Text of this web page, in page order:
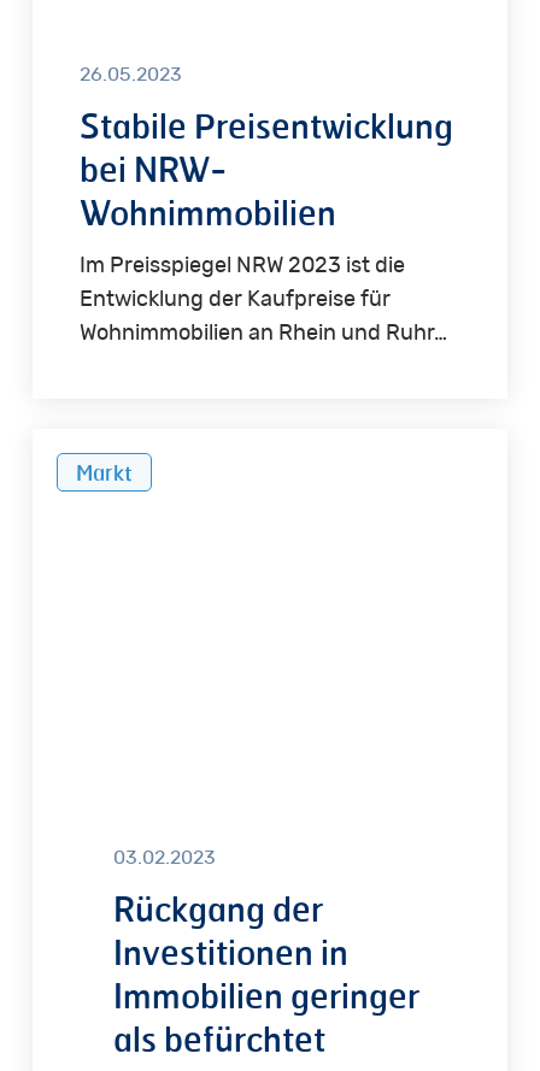
26.05.2023
Stabile Preisentwicklung
bei NRW-
Wohnimmobilien
Im Preisspiegel NRW 2023 ist die
Entwicklung der Kaufpreise für
Wohnimmobilien an Rhein und Ruhr…
Markt
03.02.2023
Rückgang der
Investitionen in
Immobilien geringer
als befürchtet